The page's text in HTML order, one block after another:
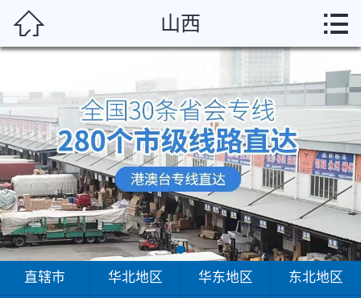
华北地区
华东地区
东北地区
华中地区
华南地区
 山西 
直辖市 华北地区 华东地区 东北地区